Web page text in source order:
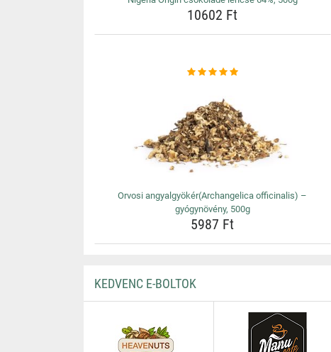
10602 Ft
Orvosi angyalgyökér(Archangelica officinalis) –
gyógynövény, 500g
5987 Ft
KEDVENC E-BOLTOK